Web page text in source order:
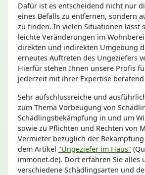
Dafür ist es entscheidend nicht nur
eines Befalls zu entfernen, sondern
zu finden. In vielen Situationen lässt
leichte Veränderungen im
direkten und indirekten Umgebung
erneutes Auftreten des Ungeziefers
Hierfür stehen Ihnen unsere Profis
jederzeit mit ihrer Expertise beratend
Sehr aufschlussreiche und
zum Thema Vorbeugung von
Schädlingsbekämpfung in und um
sowie zu Pflichten und Rechten von
Vermieter bezüglich der
dem Artikel "Ungeziefer im Haus"
immonet.de). Dort erfahren Sie alles
verschiedene Schädlingsarten und